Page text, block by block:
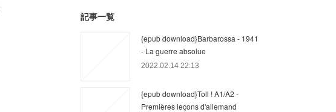
記事一覧
{epub download}Barbarossa - 1941
- La guerre absolue
2022.02.14 22:13
{epub download}Toll ! A1/A2 -
Premières leçons d'allemand